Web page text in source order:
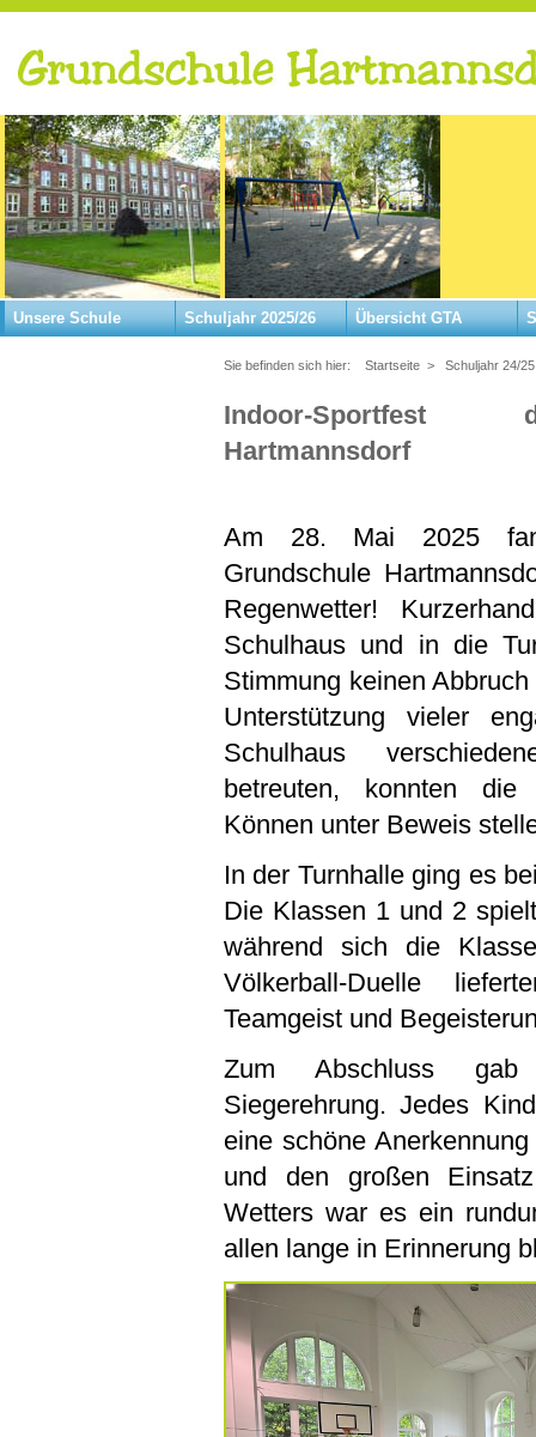
Unsere Schule Schuljahr 2025/26 Übersicht GTA
Sie befinden sich hier: Startseite > Schuljahr 24/25
Indoor-Sportfest
Hartmannsdorf
Am 28. Mai 2025
Grundschule
Regenwetter!
Schulhaus und in die
Stimmung keinen
Unterstützung vieler
Schulhaus
betreuten, konnten
Können unter Beweis
In der Turnhalle ging es
Die Klassen 1 und 2
während sich die
Völkerball-Duelle
Teamgeist und
Zum Abschluss
Siegerehrung. Jedes
eine schöne
und den großen
Wetters war es ein
allen lange in Erinnerung